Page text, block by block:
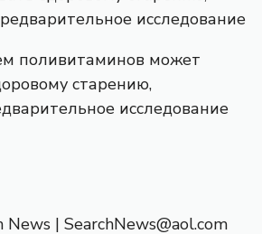
поливитаминов может
старению,
исследование
News | SearchNews@aol.com